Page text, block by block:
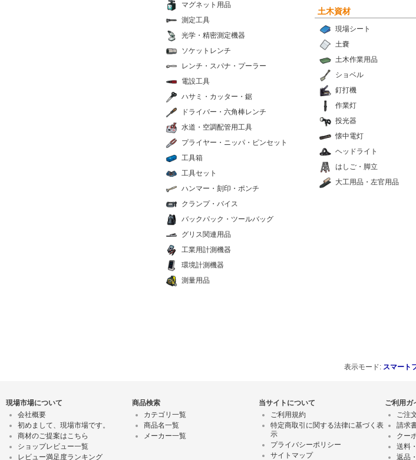
マグネット用品
測定工具
光学・精密測定機器
ソケットレンチ
レンチ・スパナ・プーラー
電設工具
ハサミ・カッター・鋸
ドライバー・六角棒レンチ
水道・空調配管用工具
プライヤー・ニッパ・ピンセット
工具箱
工具セット
ハンマー・刻印・ポンチ
クランプ・バイス
バックパック・ツールバッグ
グリス関連用品
工業用計測機器
環境計測機器
測量用品
土木資材
現場シート
土嚢
土木作業用品
ショベル
釘打機
作業灯
投光器
懐中電灯
ヘッドライト
はしご・脚立
大工用品・左官用品
表示モード: スマート
現場市場について
会社概要
初めまして、現場市場です。
商材のご提案はこちら
ショップレビュー一覧
レビュー満足度ランキング
商品検索
カテゴリ一覧
商品名一覧
メーカー一覧
当サイトについて
ご利用規約
特定商取引に関する法律に基づく表
示
プライバシーポリシー
サイトマップ
ご利用ガ
ご注
請求
クー
送料
返品